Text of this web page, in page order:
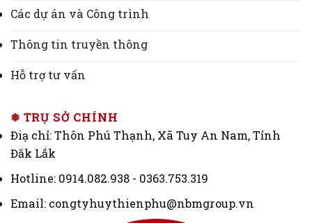
Các dự án và Công trình
Thông tin truyền thông
Hỗ trợ tư vấn
❅ TRỤ SỞ CHÍNH
Điạ chỉ: Thôn Phú Thạnh, Xã Tuy An Nam, Tỉnh
Đăk Lắk
Hotline: 0914.082.938 - 0363.753.319
Email: congtyhuythienphu@nbmgroup.vn